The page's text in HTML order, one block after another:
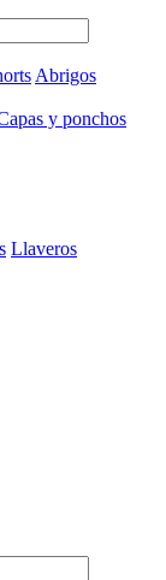
Abrigos
y ponchos
Llaveros